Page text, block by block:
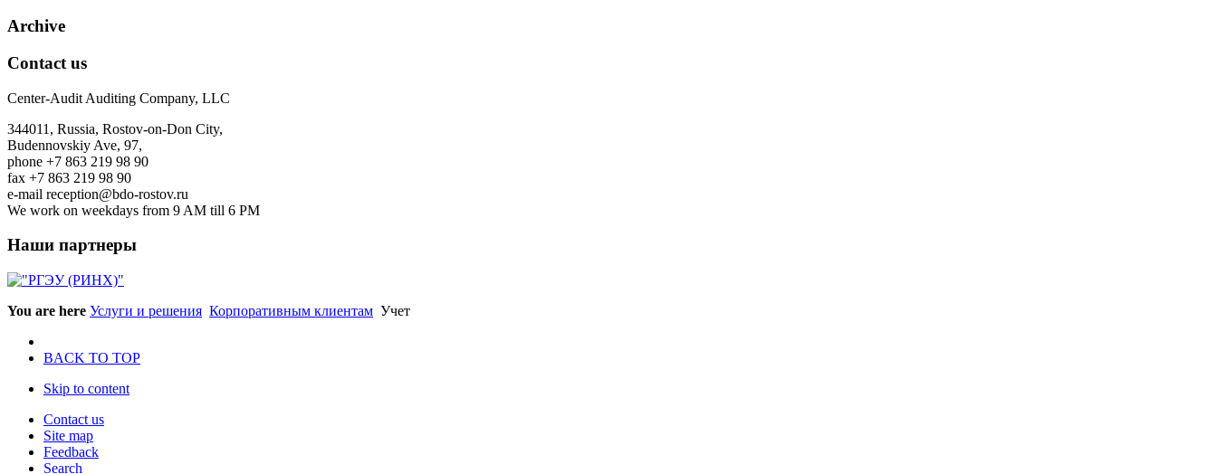
Archive
Contact us
Center-Audit Auditing Company, LLC
344011, Russia, Rostov-on-Don City,
Budennovskiy Ave, 97,
phone +7 863 219 98 90
fax +7 863 219 98 90
e-mail reception@bdo-rostov.ru
We work on weekdays from 9 AM till 6 PM
Наши партнеры
You are here Услуги и решения Корпоративным клиентам Учет
BACK TO TOP
Skip to content
Contact us
Site map
Feedback
Search